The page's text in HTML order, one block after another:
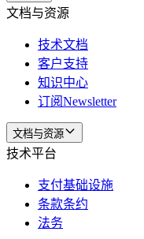
文档与资源
技术文档
客户支持
知识中心
订阅Newsletter
文档与资源
技术平台
支付基础设施
条款条约
法务